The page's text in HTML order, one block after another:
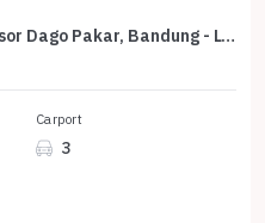
For Sale rumah Eksklusif di Resor Dago Pakar, Bandung - LT 396m²
Carport
3